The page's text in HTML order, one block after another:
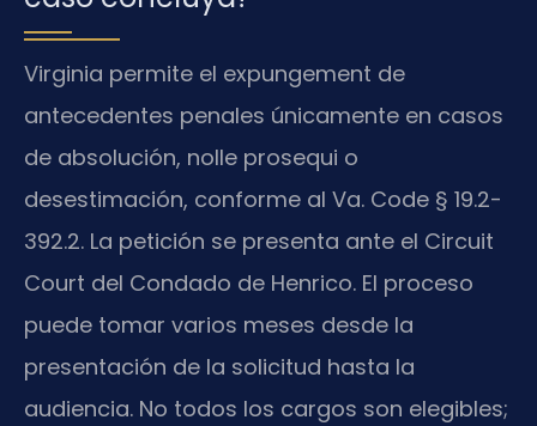
Virginia permite el expungement de
antecedentes penales únicamente en casos
de absolución, nolle prosequi o
desestimación, conforme al Va. Code § 19.2-
392.2. La petición se presenta ante el Circuit
Court del Condado de Henrico. El proceso
puede tomar varios meses desde la
presentación de la solicitud hasta la
audiencia. No todos los cargos son elegibles;